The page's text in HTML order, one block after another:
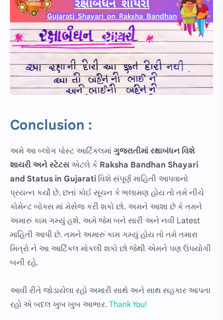
Conclusion :
અમે આ બ્લોગ પોસ્ટ આર્ટિકલમાં ગુજરાતીમાં રક્ષાબંધન વિશે
શાયરી અને સ્ટેટસ એટલે કે Raksha Bandhan Shayari
and Status in Gujarati વિશે સંપૂર્ણ માહિતી આપવાનો
પ્રયત્ન કર્યો છે. છતાં કોઈ સૂચન કે ભલામણ હોય તો તમે નીચે
કોમેન્ટ બોક્સ માં મેસેજ કરી શકો છો. અમને આશા છે કે તમને
અમારું કામ ગમ્યું હશે. અમે જેમ બને સારી અને નવી Latest
માહિતી આપી છે. તમને અમારું કામ ગમ્યું હોય તો તમે તમારા
મિત્રો ને આ આર્ટિકલ મોકલી શકો છો જેથી એમને પણ ઉપયોગી
બની રહે.
આવી રીતે જોડાયેલા રહો અમારી સાથે અને સાથ સહકાર આપતા
રહો એ બદલ ખુબ ખુબ આભાર. Thank You!